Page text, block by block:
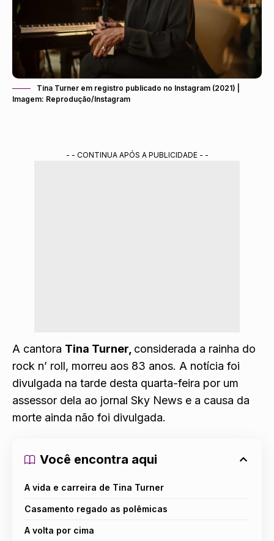
Tina Turner em registro publicado no Instagram (2021) |
Imagem: Reprodução/Instagram
- - CONTINUA APÓS A PUBLICIDADE - -
A cantora Tina Turner, considerada a rainha do
rock n’ roll, morreu aos 83 anos. A notícia foi
divulgada na tarde desta quarta-feira por um
assessor dela ao jornal Sky News e a causa da
morte ainda não foi divulgada.
Você encontra aqui
A vida e carreira de Tina Turner
Casamento regado as polêmicas
A volta por cima